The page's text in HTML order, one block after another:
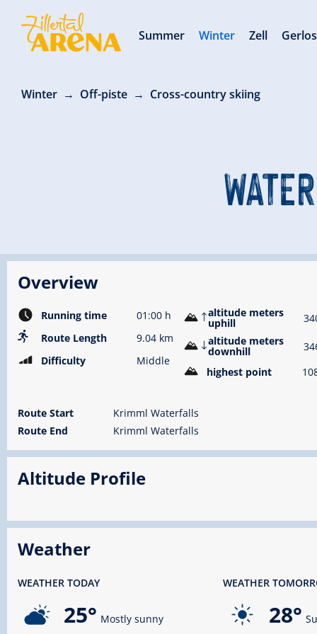
Winter Off-piste Cross-country skiing
Overview
Running time
01:00 h
Route Length
9.04 km
Difficulty
Middle
altitude meters
uphill
altitude meters
downhill
highest point
Route Start
Krimml Waterfalls
Route End
Krimml Waterfalls
Altitude Profile
Weather
WEATHER TODAY
25° Mostly sunny
WEATHER
28°
Summer Winter Zell Gerlos